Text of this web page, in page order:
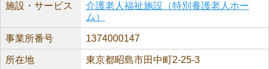
施設・サービス
介護老人福祉施設（特別養護老人ホー
ム）
事業所番号 1374000147
所在地 東京都昭島市田中町2-25-3